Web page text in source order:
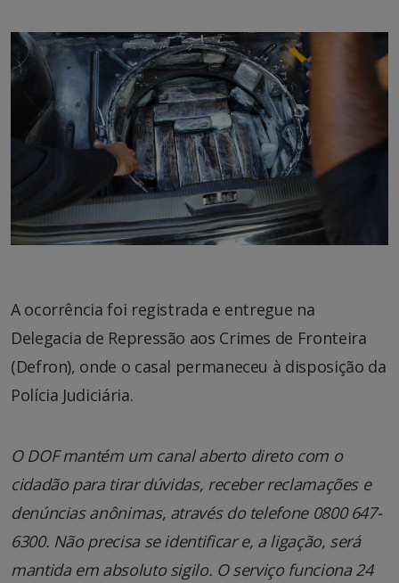
A ocorrência foi registrada e entregue na
Delegacia de Repressão aos Crimes de Fronteira
(Defron), onde o casal permaneceu à disposição da
Polícia Judiciária.
O DOF mantém um canal aberto direto com o
cidadão para tirar dúvidas, receber reclamações e
denúncias anônimas, através do telefone 0800 647-
6300. Não precisa se identificar e, a ligação, será
mantida em absoluto sigilo. O serviço funciona 24